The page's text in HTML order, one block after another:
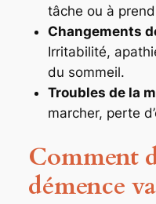
tâche ou à
Changements
Irritabilité,
du sommeil.
Troubles de la
marcher, perte
Comment
démence